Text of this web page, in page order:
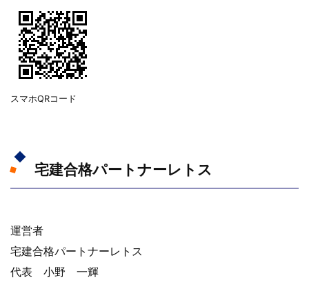
スマホQRコード
宅建合格パートナーレトス
運営者
宅建合格パートナーレトス
代表 小野 一輝